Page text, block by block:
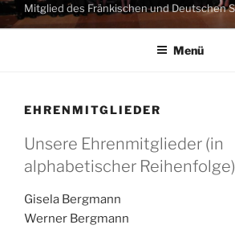
Mitglied des Fränkischen und Deutschen
Menü
EHRENMITGLIEDER
Unsere Ehrenmitglieder (in
alphabetischer
Gisela Bergmann
Werner Bergmann